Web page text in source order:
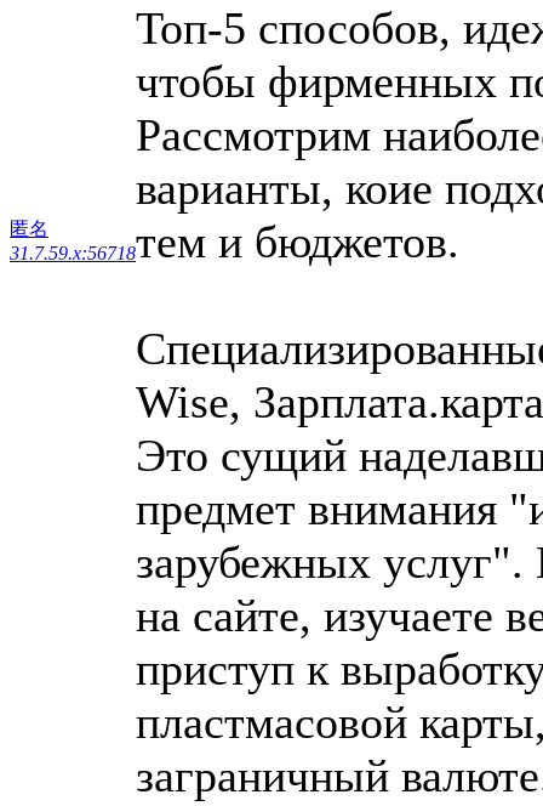
匿名
31.7.59.x:56718
Топ-5 способов,
чтобы фирменных
Рассмотрим
варианты, коие
тем и бюджетов.
Wise,
Это сущий
предмет внимания
зарубежных услуг".
на сайте, изучаете
приступ к
пластмасовой
заграничный